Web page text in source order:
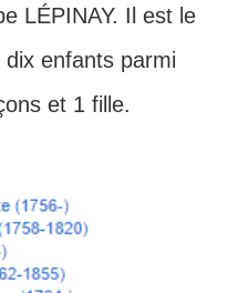
LÉPINAY. Il est le
dix enfants parmi
et 1 fille.